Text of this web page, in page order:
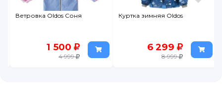
Куртка зимняя Oldos
6 299
8 999
Куртка демисезонная
2 599